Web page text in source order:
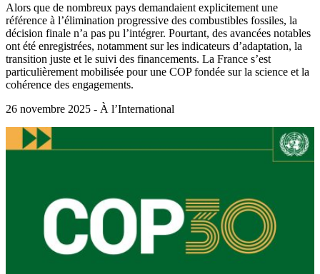
Alors que de nombreux pays demandaient explicitement une
référence à l’élimination progressive des combustibles fossiles, la
décision finale n’a pas pu l’intégrer. Pourtant, des avancées notables
ont été enregistrées, notamment sur les indicateurs d’adaptation, la
transition juste et le suivi des financements. La France s’est
particulièrement mobilisée pour une COP fondée sur la science et la
cohérence des engagements.
26 novembre 2025 - À l’International